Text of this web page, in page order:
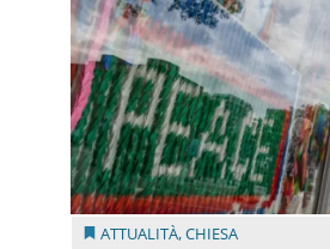
ATTUALITÀ,CHIESA